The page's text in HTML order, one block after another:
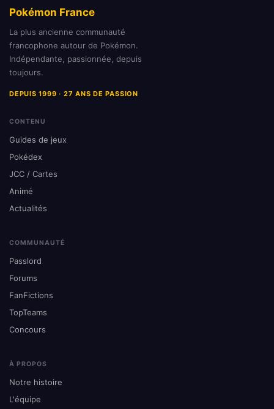
Pokémon France
La plus ancienne communauté
francophone autour de Pokémon.
Indépendante, passionnée, depuis
toujours.
DEPUIS 1999 · 27 ANS DE PASSION
CONTENU
Guides de jeux
Pokédex
JCC / Cartes
Animé
Actualités
COMMUNAUTÉ
Passlord
Forums
FanFictions
TopTeams
Concours
À PROPOS
Notre histoire
L'équipe